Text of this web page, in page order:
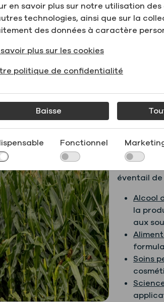
Greenfield
solutions
à assurer
éventail
Alcool
la
aux
Soins
en savoir plus sur notre utilisation
technologies, ainsi que sur la
des données à caractère
plus sur les cookies
politique de confidentialité
Baisse
Fonctionnel